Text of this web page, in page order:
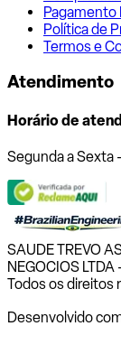
Pagamento
Política de
Termos e
Atendimento
Horário de
Segunda a Sexta
SAUDE TREVO
NEGOCIOS
Todos os direitos
Desenvolvido